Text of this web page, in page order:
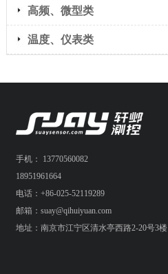
高频、微型类
温度、仪表类
手机： 13770560082
18951961664
电话：+86-025-52119289
邮箱：suay@qihuiyuan.com
地址：南京市江宁区清水亭西路2-20号3楼